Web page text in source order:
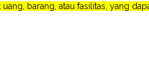
barang, atau fasilitas, yang